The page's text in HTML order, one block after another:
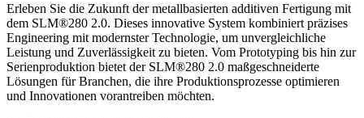
Erleben Sie die Zukunft der metallbasierten additiven Fertigung mit
dem SLM®280 2.0. Dieses innovative System kombiniert präzises
Engineering mit modernster Technologie, um unvergleichliche
Leistung und Zuverlässigkeit zu bieten. Vom Prototyping bis hin zur
Serienproduktion bietet der SLM®280 2.0 maßgeschneiderte
Lösungen für Branchen, die ihre Produktionsprozesse optimieren
und Innovationen vorantreiben möchten.